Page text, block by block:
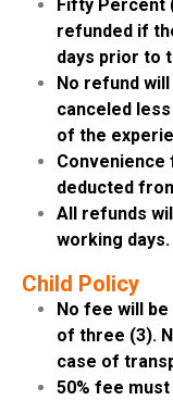
Fifty Percent
refunded if
days prior to
No refund
canceled
of the
Convenience
deducted
All refunds
working days.
Child Policy
No fee will
of three (3).
case of
50% fee